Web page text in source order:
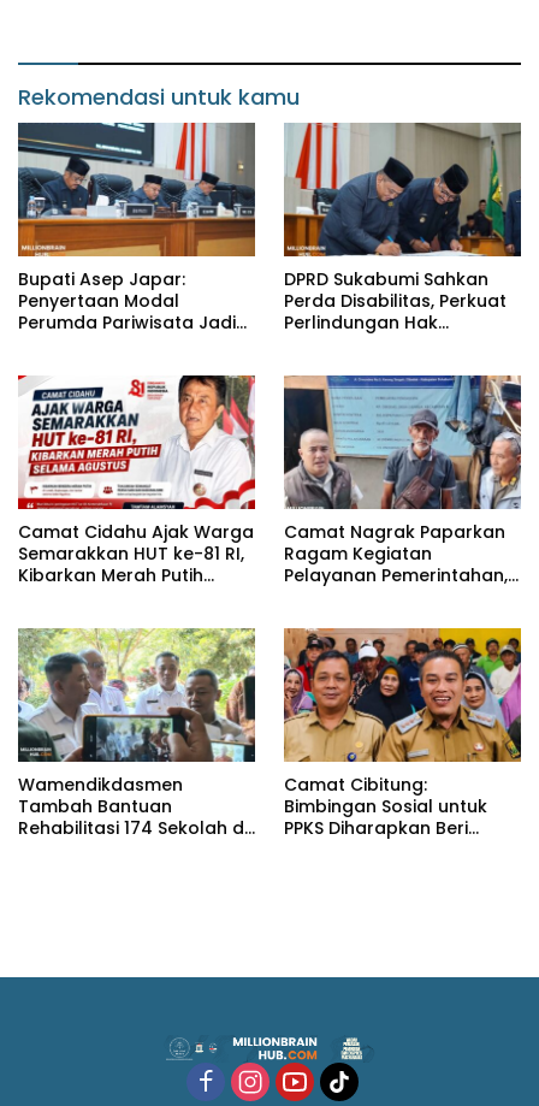
Rekomendasi untuk kamu
Bupati Asep Japar:
Penyertaan Modal
Perumda Pariwisata Jadi
DPRD Sukabumi Sahkan
Perda Disabilitas, Perkuat
Perlindungan Hak
Camat Cidahu Ajak Warga
Semarakkan HUT ke-81 RI,
Kibarkan Merah Putih
Camat Nagrak Paparkan
Ragam Kegiatan
Pelayanan Pemerintahan,
Wamendikdasmen
Tambah Bantuan
Rehabilitasi 174 Sekolah di
Camat Cibitung:
Bimbingan Sosial untuk
PPKS Diharapkan Beri